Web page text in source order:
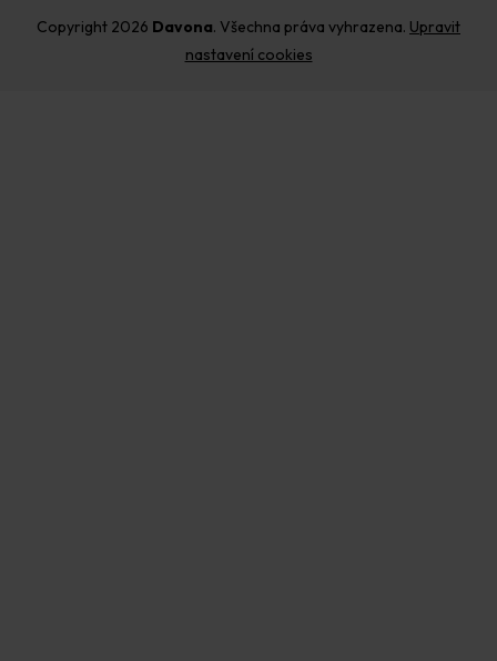
Copyright 2026 Davona. Všechna práva vyhrazena. Upravit
nastavení cookies